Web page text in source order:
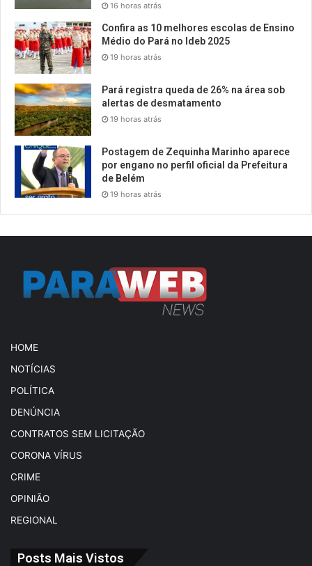
16 horas atrás
Confira as 10 melhores escolas de Ensino
Médio do Pará no Ideb 2025
19 horas atrás
Pará registra queda de 26% na área sob
alertas de desmatamento
19 horas atrás
Postagem de Zequinha Marinho aparece
por engano no perfil oficial da Prefeitura
de Belém
19 horas atrás
HOME
NOTÍCIAS
POLÍTICA
DENÚNCIA
CONTRATOS SEM LICITAÇÃO
CORONA VÍRUS
CRIME
OPINIÃO
REGIONAL
Posts Mais Vistos